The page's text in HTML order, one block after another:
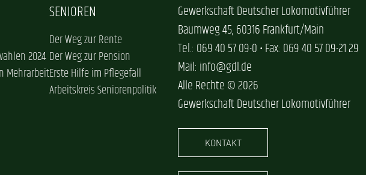
2024
Mehrarbeit
SENIOREN
Der Weg zur Rente
Der Weg zur Pension
Erste Hilfe im Pflegefall
Arbeitskreis Seniorenpolitik
Gewerkschaft Deutscher Lokomotivführer
Baumweg 45, 60316 Frankfurt/Main
Tel.: 069 40 57 09-0 • Fax: 069 40 57 09-21 29
Mail: info@gdl.de
Alle Rechte © 2026
Gewerkschaft Deutscher Lokomotivführer
KONTAKT